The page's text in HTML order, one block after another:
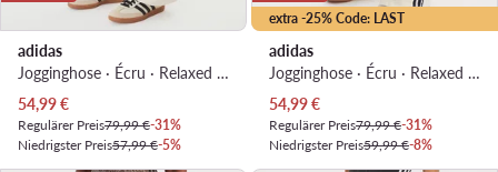
adidas
Jogginghose · Écru · Relaxed Fit
Aktueller Preis
54,99€
Regulärer Preis79,99 €-31%
Niedrigster Preis57,99 €-5%
extra -25% Code: LAST
adidas
Jogginghose · Écru · Relaxed Fit
Aktueller Preis
54,99€
Regulärer Preis79,99 €-31%
Niedrigster Preis59,99 €-8%